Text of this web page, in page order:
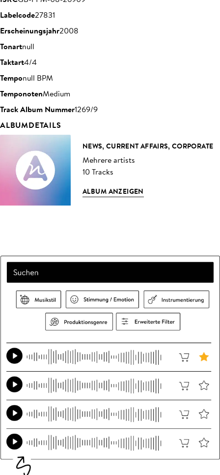
Labelcode27831
Erscheinungsjahr2008
Tonartnull
Taktart4/4
Temponull BPM
TemponotenMedium
Track Album Nummer1269/9
ALBUMDETAILS
NEWS, CURRENT AFFAIRS, CORPORATE
Mehrere artists
10 Tracks
ALBUM ANZEIGEN